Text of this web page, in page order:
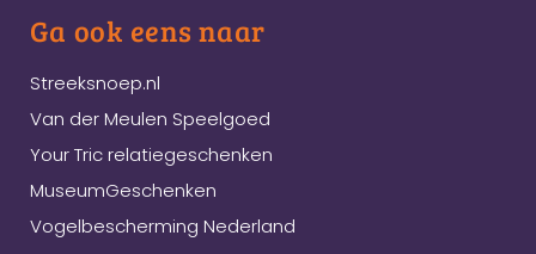
Ga ook eens naar
Streeksnoep.nl
Van der Meulen Speelgoed
Your Tric relatiegeschenken
MuseumGeschenken
Vogelbescherming Nederland